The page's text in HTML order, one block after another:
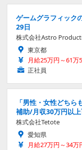
ゲームグラフィック
29日
株式会社Astro
東京都
月給25万円～61万
正社員
「男性・女性どち
補助/月収30万円以
株式会社Tetote
愛知県
月給27万円～34万